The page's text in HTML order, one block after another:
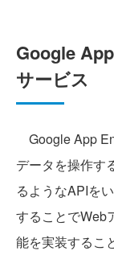
Google
サービス
Google App
データを操作す
るようなAPIを
することでWeb
能を実装するこ